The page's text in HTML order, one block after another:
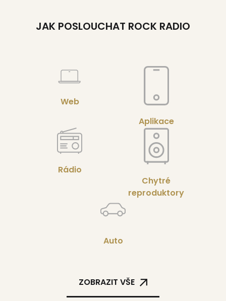
JAK POSLOUCHAT ROCK RADIO
Web
Aplikace
Rádio
Chytré
reproduktory
Auto
ZOBRAZIT VŠE